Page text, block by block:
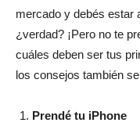
mercado y debés estar
¿verdad? ¡Pero no te
cuáles deben ser tus
los consejos también
Prendé tu iPhone